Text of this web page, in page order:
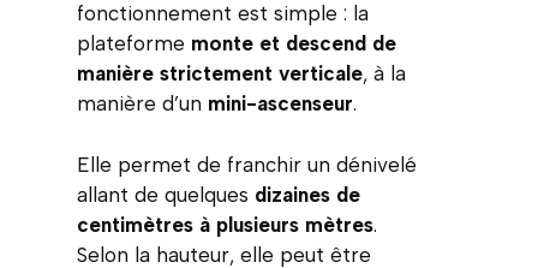
fonctionnement est simple : la
plateforme monte et descend de
manière strictement verticale, à la
manière d’un mini-ascenseur.
Elle permet de franchir un dénivelé
allant de quelques dizaines de
centimètres à plusieurs mètres.
Selon la hauteur, elle peut être